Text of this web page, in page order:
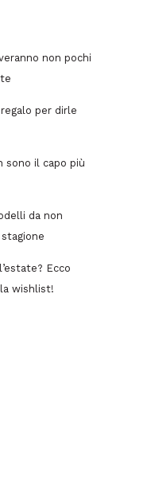
non pochi
per dirle
sono il capo più
da non
Ecco
wishlist!